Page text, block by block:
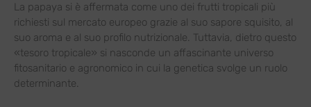
La papaya si è affermata come uno dei frutti tropicali più
richiesti sul mercato europeo grazie al suo sapore squisito, al
suo aroma e al suo profilo nutrizionale. Tuttavia, dietro questo
«tesoro tropicale» si nasconde un affascinante universo
fitosanitario e agronomico in cui la genetica svolge un ruolo
determinante.